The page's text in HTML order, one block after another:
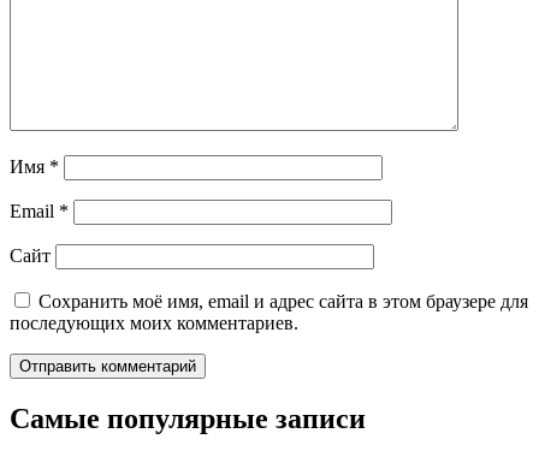
Имя *
Email *
Сайт
Сохранить моё имя, email и адрес сайта в этом браузере для
последующих моих комментариев.
Самые популярные записи